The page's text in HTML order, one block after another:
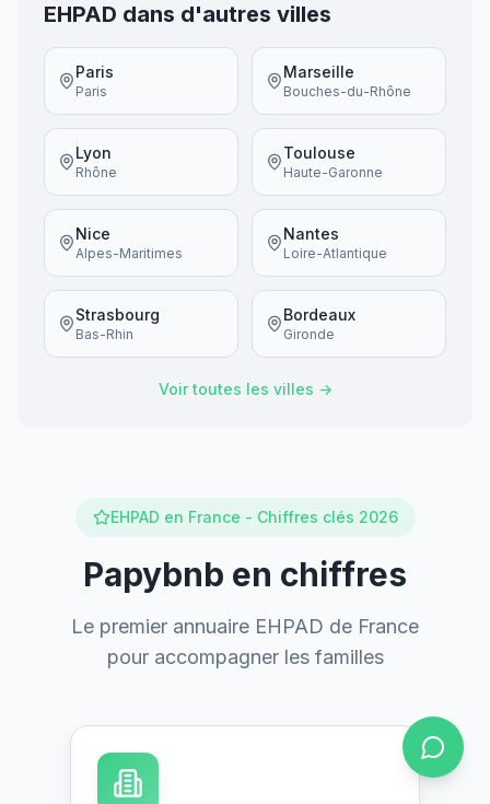
EHPAD dans d'autres villes
Paris
Paris
Marseille
Bouches-du-Rhône
Lyon
Rhône
Toulouse
Haute-Garonne
Nice
Alpes-Maritimes
Nantes
Loire-Atlantique
Strasbourg
Bas-Rhin
Bordeaux
Gironde
Voir toutes les villes →
EHPAD en France - Chiffres clés 2026
Papybnb en chiffres
Le premier annuaire EHPAD de France
pour accompagner les familles